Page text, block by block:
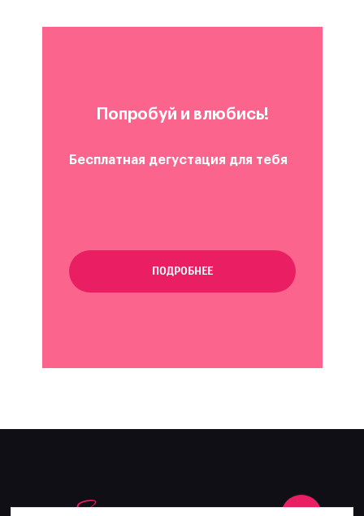
Попробуй и влюбись!
Бесплатная дегустация для тебя
ПОДРОБНЕЕ